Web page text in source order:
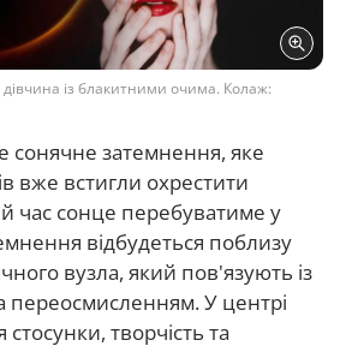
із блакитними очима. Колаж:
сонячне затемнення, яке
вже встигли охрестити
час сонце перебуватиме у
відбудеться поблизу
вузла, який пов'язують із
У центрі
творчість та